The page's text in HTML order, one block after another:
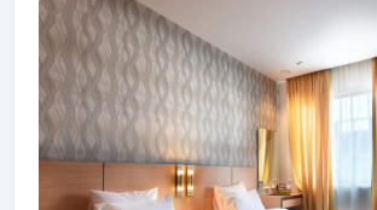
fasilitas seperti AC, brankas dalam
fasilitas menyetrika. Nikmatilah
sebelum masuk ke kamar untuk
dengan nyaman. Kemudahan dan
membuat Hotel 61 Medan menjadi
sempurna sebagai tempat menginap
Medan.